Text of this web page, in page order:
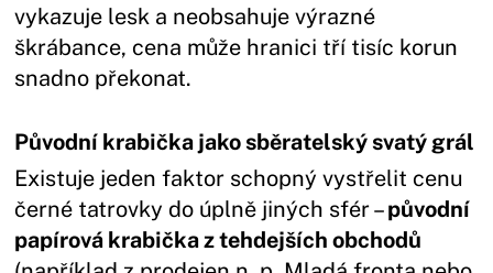
vykazuje lesk a neobsahuje výrazné
škrábance, cena může hranici tří tisíc korun
snadno překonat.
Původní krabička jako sběratelský svatý grál
Existuje jeden faktor schopný vystřelit cenu
černé tatrovky do úplně jiných sfér –původní
papírová krabička z tehdejších obchodů